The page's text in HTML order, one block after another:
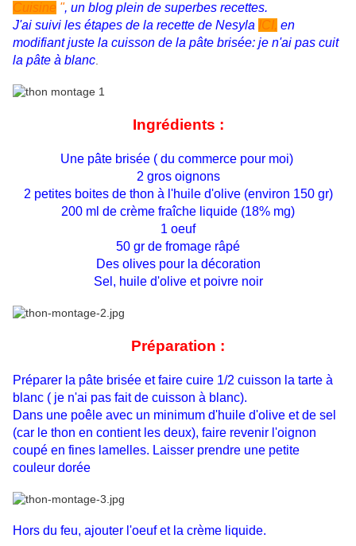
Cuisine ", un blog plein de superbes recettes.
J'ai suivi les étapes de la recette de Nesyla ICI, en
modifiant juste la cuisson de la pâte brisée: je n'ai pas cuit
la pâte à blanc
Ingrédients :
Une pâte brisée ( du commerce pour moi)
2 gros oignons
2 petites boites de thon à l'huile d'olive (environ 150 gr)
200 ml de crème fraîche liquide (18% mg)
1 oeuf
50 gr de fromage râpé
Des olives pour la décoration
Sel, huile d'olive et poivre noir
Préparation :
Préparer la pâte brisée et faire cuire 1/2 cuisson la tarte à
blanc ( je n'ai pas fait de cuisson à blanc).
Dans une poêle avec un minimum d'huile d'olive et de sel
(car le thon en contient les deux), faire revenir l'oignon
coupé en fines lamelles. Laisser prendre une petite
couleur dorée
Hors du feu, ajouter l'oeuf et la crème liquide.